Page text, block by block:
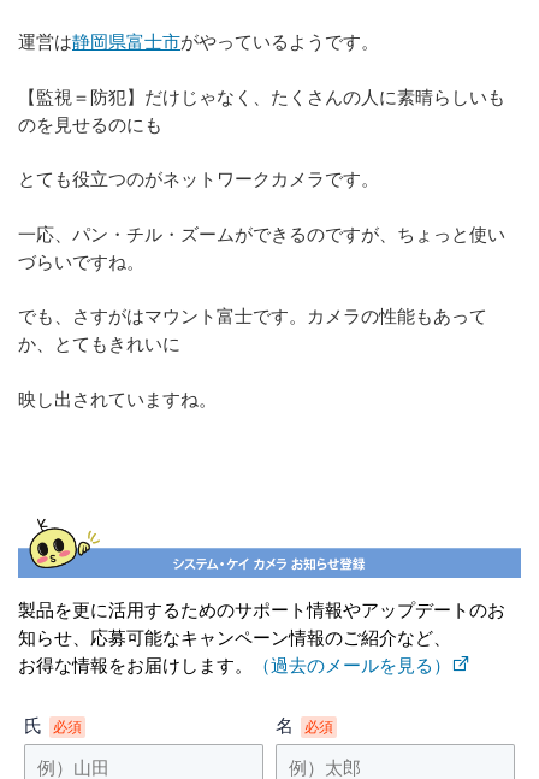
運営は静岡県富士市がやっているようです。
【監視＝防犯】だけじゃなく、たくさんの人に素晴らしいも
のを見せるのにも
とても役立つのがネットワークカメラです。
一応、パン・チル・ズームができるのですが、ちょっと使い
づらいですね。
でも、さすがはマウント富士です。カメラの性能もあって
か、とてもきれいに
映し出されていますね。
製品を更に活用するためのサポート情報やアップデートのお
知らせ、応募可能なキャンペーン情報のご紹介など、
お得な情報をお届けします。
（過去のメールを見る）
氏 必須 名 必須